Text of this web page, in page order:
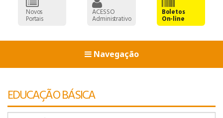
Novos
Portais
ACESSO
Administrativo
Boletos
On-line
Navegação
EDUCAÇÃO BÁSICA
90